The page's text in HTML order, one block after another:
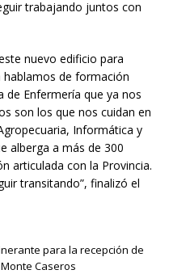
trabajando juntos con
nuevo edificio para
de formación
Enfermería que ya nos
son los que nos cuidan en
Informática y
alberga a más de 300
articulada con la Provincia.
transitando”, finalizó el
para la recepción de
Caseros